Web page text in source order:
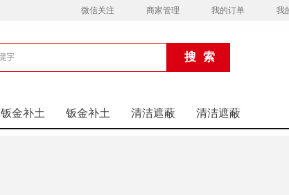
微信关注 商家管理 我的订单 我
钣金补土 钣金补土 清洁遮蔽 清洁遮蔽